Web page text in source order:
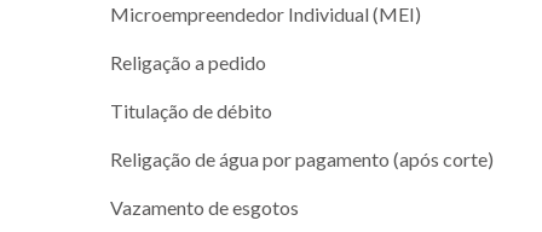
Microempreendedor Individual (MEI)
Religação a pedido
Titulação de débito
Religação de água por pagamento (após corte)
Vazamento de esgotos